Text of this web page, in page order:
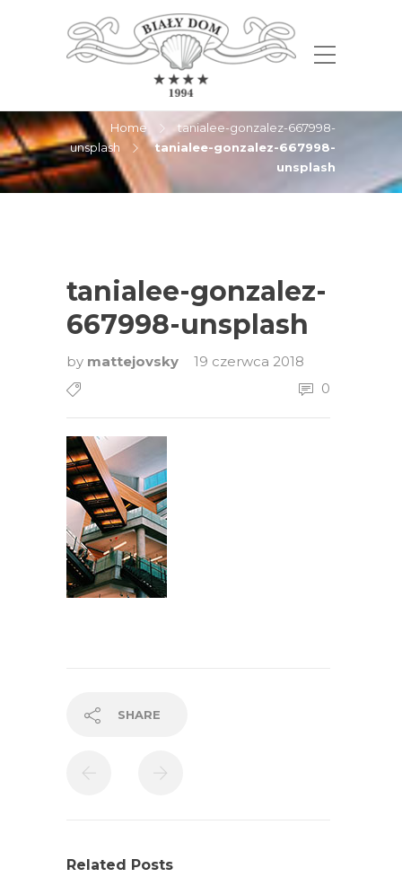
tanialee-gonzalez-667998-
unsplash
Home
tanialee-gonzalez-667998-
unsplash
tanialee-gonzalez-667998-
unsplash
tanialee-gonzalez-
667998-unsplash
by mattejovsky
19 czerwca 2018
0
SHARE
Related Posts